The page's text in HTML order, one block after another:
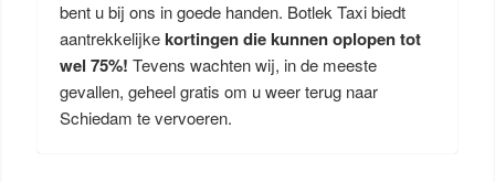
bent u bij ons in goede handen. Botlek Taxi biedt
aantrekkelijkekortingen die kunnen oplopen tot
wel 75%! Tevens wachten wij, in de meeste
gevallen, geheel gratis om u weer terug naar
Schiedam te vervoeren.